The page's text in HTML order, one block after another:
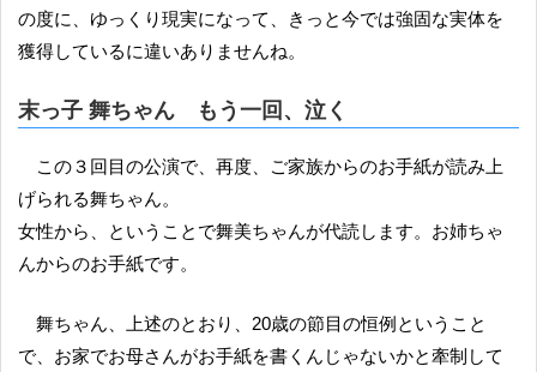
の度に、ゆっくり現実になって、きっと今では強固な実体を
獲得しているに違いありませんね。
末っ子 舞ちゃん もう一回、泣く
この３回目の公演で、再度、ご家族からのお手紙が読み上
げられる舞ちゃん。
女性から、ということで舞美ちゃんが代読します。お姉ちゃ
んからのお手紙です。
舞ちゃん、上述のとおり、20歳の節目の恒例ということ
で、お家でお母さんがお手紙を書くんじゃないかと牽制して